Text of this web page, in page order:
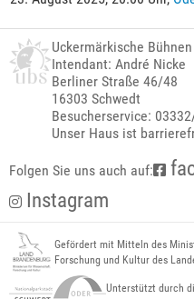
Uckermärkische
Intendant: André Nicke
Berliner Straße 46/48
16303 Schwedt
Besucherservice:
Unser Haus ist
Folgen Sie uns auch auf:
Instagram
Gefördert mit Mitteln des
Forschung und Kultur des
Unterstützt durch